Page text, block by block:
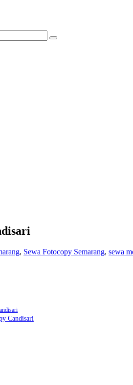
, Sewa Fotocopy Semarang, sewa
Candisari